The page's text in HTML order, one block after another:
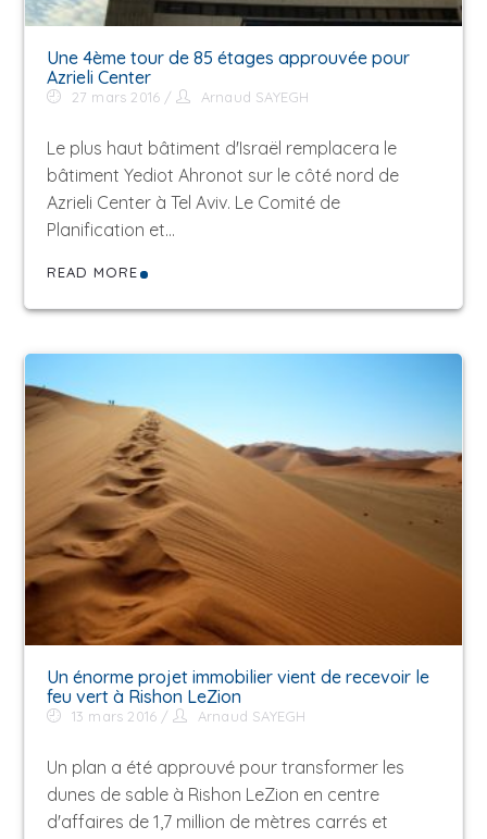
Une 4ème tour de 85 étages approuvée pour
Azrieli Center
27 mars 2016 Arnaud SAYEGH
Le plus haut bâtiment d'Israël remplacera le
bâtiment Yediot Ahronot sur ​​le côté nord de
Azrieli Center à Tel Aviv. Le Comité de
Planification et…
READ MORE
Un énorme projet immobilier vient de recevoir le
feu vert à Rishon LeZion
13 mars 2016 Arnaud SAYEGH
Un plan a été approuvé pour transformer les
dunes de sable à Rishon LeZion en centre
d'affaires de 1,7 million de mètres carrés et